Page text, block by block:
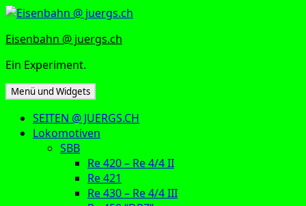
Zum
springen
Eisenbahn @ juergs.ch
Ein Experiment.
Menü und Widgets
SEITEN @ JUERGS.CH
Lokomotiven
SBB
Re 420 – Re 4/4 II
Re 421
Re 430 – Re 4/4 III